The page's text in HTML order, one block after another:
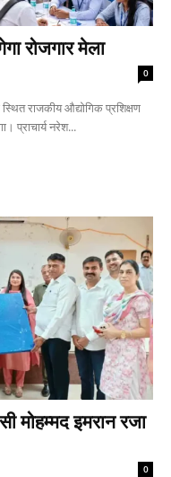
रोजगार मेला
0
राजकीय औद्योगिक प्रशिक्षण
प्राचार्य नरेश...
मोहम्मद इमरान रजा
0